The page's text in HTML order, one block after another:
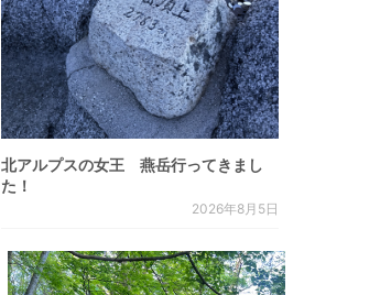
北アルプスの女王 燕岳行ってきまし
た！
2026年8月5日